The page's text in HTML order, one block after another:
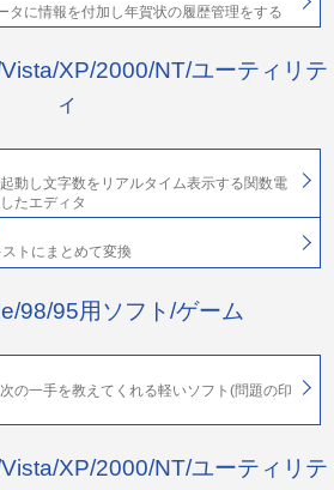
タに情報を付加し年賀状の履歴管理をする
XP/2000/NT/ユーティリテ
ィ
動し文字数をリアルタイム表示する関数電
たエディタ
トにまとめて変換
98/95用ソフト/ゲーム
の一手を教えてくれる軽いソフト(問題の印
XP/2000/NT/ユーティリテ